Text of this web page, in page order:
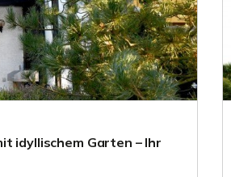
idyllischem Garten – Ihr